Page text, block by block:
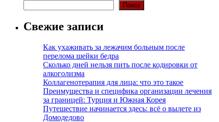
Поиск
Свежие записи
Как ухаживать за лежачим больным после
перелома шейки бедра
Сколько дней нельзя пить после кодировки от
алкоголизма
Коллагенотерапия для лица: что это такое
Преимущества и специфика организации лечения
за границей: Турция и Южная Корея
Путешествие начинается здесь: всё о вылете из
Домодедово